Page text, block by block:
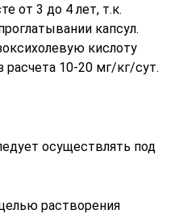
от 3 до 4 лет, т.к.
капсул.
кислоту
расчета 10-20 мг/кг/сут.
осуществлять под
растворения